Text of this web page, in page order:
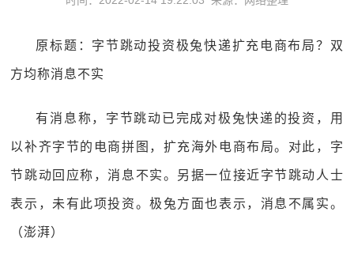
原标题：字节跳动投资极兔快递扩充电商布局？双
方均称消息不实
有消息称，字节跳动已完成对极兔快递的投资，用
以补齐字节的电商拼图，扩充海外电商布局。对此，字
节跳动回应称，消息不实。另据一位接近字节跳动人士
表示，未有此项投资。极兔方面也表示，消息不属实。
（澎湃）